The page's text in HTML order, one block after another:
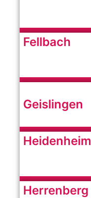
Fellbach
Geislingen
Heidenheim
Herrenberg